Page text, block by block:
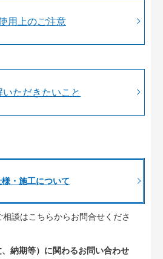
用上のご注意
いただきたいこと
・施工について
談はこちらからお問合せくださ
納期等）に関わるお問い合わせ